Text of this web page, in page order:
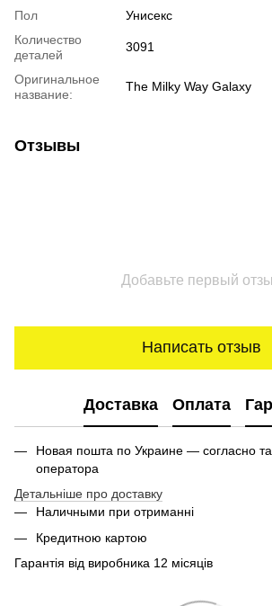
Пол
Унисекс
Количество
деталей
3091
Оригинальное
название:
The Milky Way Galaxy
Отзывы
Добавьте первый
Написать отзыв
Доставка Оплата
Новая пошта по Украине — согласно
оператора
Детальніше про доставку
Наличными при отриманні
Кредитною картою
Гарантія від виробника 12 місяців